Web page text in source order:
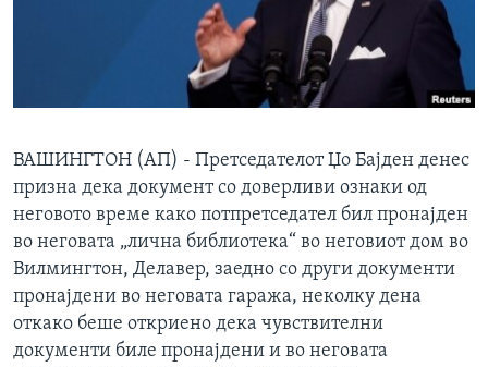
ВАШИНГТОН (АП) - Претседателот Џо Бајден денес
призна дека документ со доверливи ознаки од
неговото време како потпретседател бил пронајден
во неговата „лична библиотека“ во неговиот дом во
Вилмингтон, Делавер, заедно со други документи
пронајдени во неговата гаража, неколку дена
откако беше откриено дека чувствителни
документи биле пронајдени и во неговата